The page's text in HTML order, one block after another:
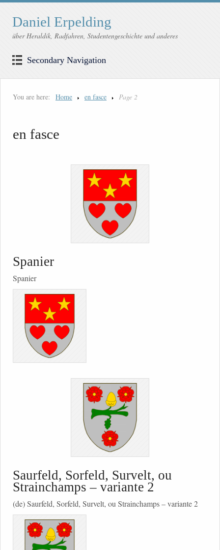
Daniel Erpelding
über Heraldik, Radfahren, Studentengeschichte und anderes
Secondary Navigation
You are here: Home en fasce Page 2
en fasce
Spanier
Spanier
Saurfeld, Sorfeld, Survelt, ou
Strainchamps – variante 2
(de) Saurfeld, Sorfeld, Survelt, ou Strainchamps – variante 2